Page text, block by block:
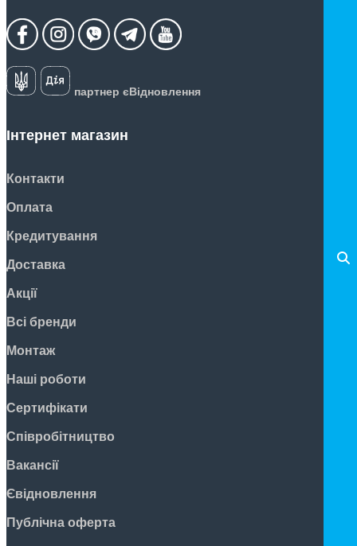
партнер єВідновлення
Інтернет магазин
Контакти
Оплата
Кредитування
Доставка
Акції
Всі бренди
Монтаж
Наші роботи
Сертифікати
Співробітництво
Вакансії
Євідновлення
Публічна оферта